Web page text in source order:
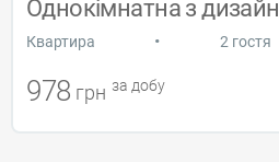
Квартира • 2 гостя
978 грн за добу